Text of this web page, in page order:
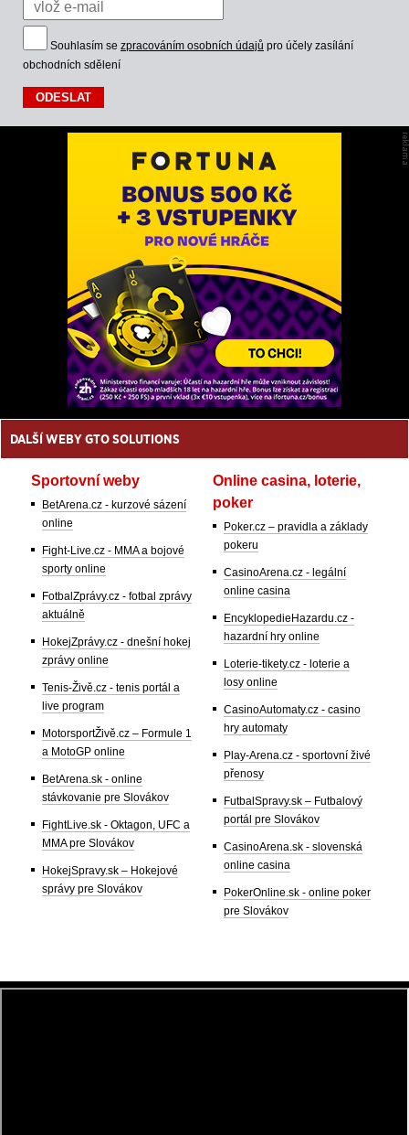
Souhlasím se zpracováním osobních údajů pro účely zasílání
obchodních sdělení
DALŠÍ WEBY GTO SOLUTIONS
Sportovní weby
BetArena.cz - kurzové sázení
online
Fight-Live.cz - MMA a bojové
sporty online
FotbalZprávy.cz - fotbal zprávy
aktuálně
HokejZprávy.cz - dnešní hokej
zprávy online
Tenis-Živě.cz - tenis portál a
live program
MotorsportŽivě.cz – Formule 1
a MotoGP online
BetArena.sk - online
stávkovanie pre Slovákov
FightLive.sk - Oktagon, UFC a
MMA pre Slovákov
HokejSpravy.sk – Hokejové
správy pre Slovákov
Online casina, loterie,
poker
Poker.cz – pravidla a základy
pokeru
CasinoArena.cz - legální
online casina
EncyklopedieHazardu.cz -
hazardní hry online
Loterie-tikety.cz - loterie a
losy online
CasinoAutomaty.cz - casino
hry automaty
Play-Arena.cz - sportovní živé
přenosy
FutbalSpravy.sk – Futbalový
portál pre Slovákov
CasinoArena.sk - slovenská
online casina
PokerOnline.sk - online poker
pre Slovákov